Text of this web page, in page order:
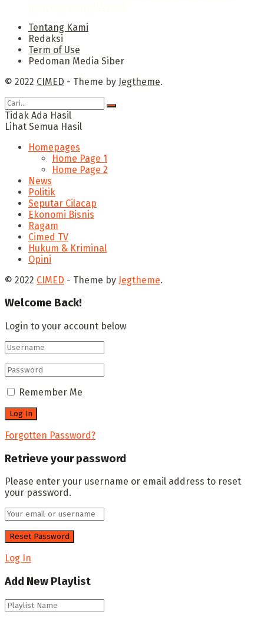
Tentang Kami
Redaksi
Term of Use
Pedoman Media Siber
© 2022 CIMED - Theme by Jegtheme.
Tidak Ada Hasil
Lihat Semua Hasil
Homepages
Home Page 1
Home Page 2
News
Politik
Seputar Cilacap
Ekonomi Bisnis
Ragam
Cimed TV
Hukum & Kriminal
Opini
© 2022 CIMED - Theme by Jegtheme.
Welcome Back!
Login to your account below
Remember Me
Forgotten Password?
Retrieve your password
Please enter your username or email address to reset
your password.
Log In
Add New Playlist